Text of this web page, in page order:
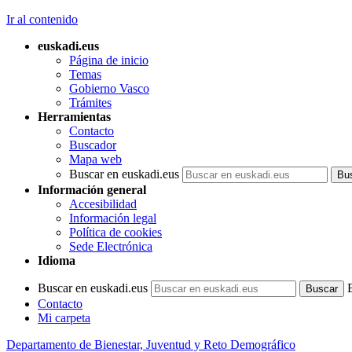
Ir al contenido
euskadi.eus
Página de inicio
Temas
Gobierno Vasco
Trámites
Herramientas
Contacto
Buscador
Mapa web
Buscar en euskadi.eus
Información general
Accesibilidad
Información legal
Política de cookies
Sede Electrónica
Idioma
Buscar en euskadi.eus
Contacto
Mi carpeta
Departamento de Bienestar, Juventud y Reto Demográfico